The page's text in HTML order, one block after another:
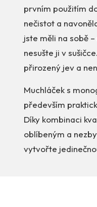
prvním použitím
nečistot a
jste měli na sobě
nesušte ji v
přirozený jev a
Muchláček s
především
Díky kombinaci
oblíbeným a
vytvořte